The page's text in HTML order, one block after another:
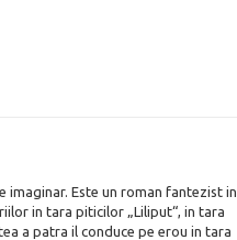
imaginar. Este un roman fantezist in
in tara piticilor „Liliput“, in tara
a patra il conduce pe erou in tara